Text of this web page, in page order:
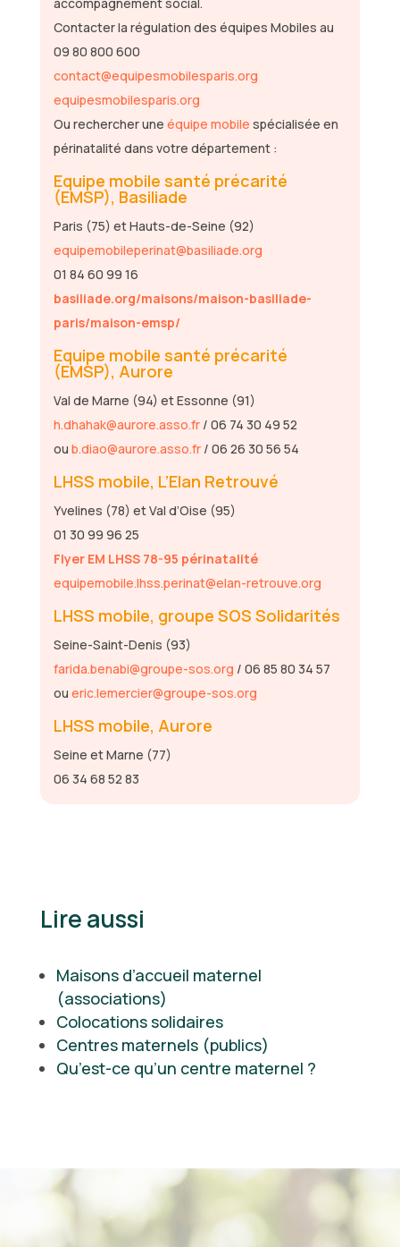
Contacter la régulation des équipes Mobiles au
09 80 800 600
contact@equipesmobilesparis.org
equipesmobilesparis.org
Ou rechercher une équipe mobile spécialisée en
périnatalité dans votre département :
Equipe mobile santé précarité
(EMSP), Basiliade
Paris (75) et Hauts-de-Seine (92)
equipemobileperinat@basiliade.org
01 84 60 99 16
basiliade.org/maisons/maison-basiliade-
paris/maison-emsp/
Equipe mobile santé précarité
(EMSP), Aurore
Val de Marne (94) et Essonne (91)
h.dhahak@aurore.asso.fr/ 06 74 30 49 52
ou b.diao@aurore.asso.fr/ 06 26 30 56 54
LHSS mobile, L’Elan Retrouvé
Yvelines (78) et Val d’Oise (95)
01 30 99 96 25
Flyer EM LHSS 78-95 périnatalité
equipemobile.lhss.perinat@elan-retrouve.org
LHSS mobile, groupe SOS Solidarités
Seine-Saint-Denis (93)
farida.benabi@groupe-sos.org / 06 85 80 34 57
ou eric.lemercier@groupe-sos.org
LHSS mobile, Aurore
Seine et Marne (77)
06 34 68 52 83
Lire aussi
Maisons d’accueil maternel
(associations)
Colocations solidaires
Centres maternels (publics)
Qu’est-ce qu’un centre maternel ?